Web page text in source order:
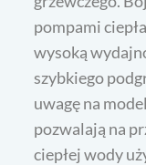
pompami
wysoką
szybkiego
uwagę na
pozwalają na
ciepłej wody